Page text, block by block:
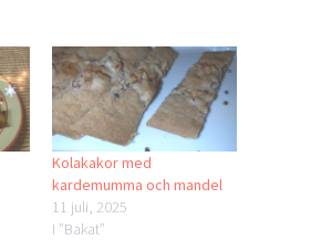
Kolakakor med
kardemumma och mandel
11 juli, 2025
I ”Bakat”